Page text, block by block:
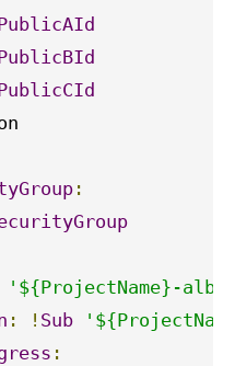
:
'${ProjectName}-alb'
: ! Sub
: